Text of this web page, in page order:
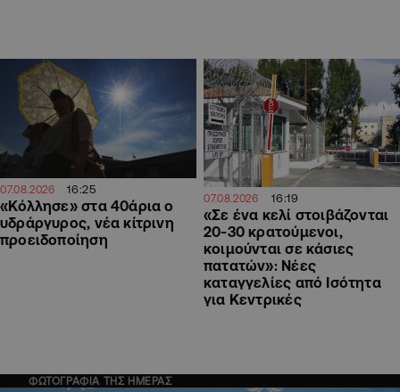
07.08.2026 16:25
«Κόλλησε» στα 40άρια ο
υδράργυρος, νέα κίτρινη
προειδοποίηση
07.08.2026 16:19
«Σε ένα κελί στοιβάζονται
20-30 κρατούμενοι,
κοιμούνται σε κάσιες
πατατών»: Νέες
καταγγελίες από Ισότητα
για Κεντρικές
ΦΩΤΟΓΡΑΦΙΑ ΤΗΣ ΗΜΕΡΑΣ